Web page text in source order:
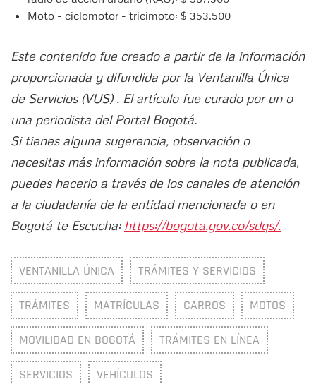
Moto - ciclomotor - tricimoto: $ 353.500
Este contenido fue creado a partir de la información
proporcionada y difundida por la Ventanilla Única
de Servicios (VUS) . El artículo fue curado por un o
una periodista del Portal Bogotá.
Si tienes alguna sugerencia, observación o
necesitas más información sobre la nota publicada,
puedes hacerlo a través de los canales de atención
a la ciudadanía de la entidad mencionada o en
Bogotá te Escucha: https://bogota.gov.co/sdqs/.
VENTANILLA ÚNICA TRÁMITES Y SERVICIOS
TRÁMITES MATRÍCULAS CARROS MOTOS
MOVILIDAD EN BOGOTÁ TRÁMITES EN LÍNEA
SERVICIOS VEHÍCULOS